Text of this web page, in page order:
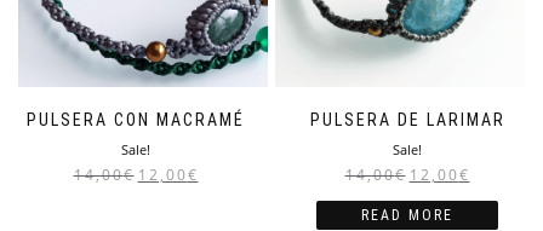
PULSERA CON MACRAMÉ
Sale!
14,00€ 12,00€
PULSERA DE LARIMAR
Sale!
14,00€ 12,00€
READ MORE